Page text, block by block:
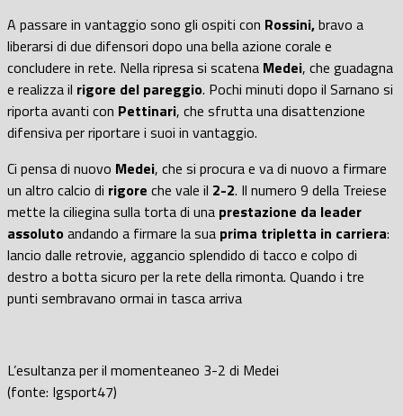
A passare in vantaggio sono gli ospiti con Rossini,bravo a
liberarsi di due difensori dopo una bella azione corale e
concludere in rete. Nella ripresa si scatena Medei, che guadagna
e realizza il rigore del pareggio. Pochi minuti dopo il Sarnano si
riporta avanti con Pettinari, che sfrutta una disattenzione
difensiva per riportare i suoi in vantaggio.
Ci pensa di nuovo Medei, che si procura e va di nuovo a firmare
un altro calcio di rigore che vale il 2-2. Il numero 9 della Treiese
mette la ciliegina sulla torta di una prestazione da leader
assolutoandando a firmare la sua prima tripletta in carriera:
lancio dalle retrovie, aggancio splendido di tacco e colpo di
destro a botta sicuro per la rete della rimonta. Quando i tre
punti sembravano ormai in tasca arriva
L’esultanza per il momenteaneo 3-2 di Medei
(fonte: Igsport47)